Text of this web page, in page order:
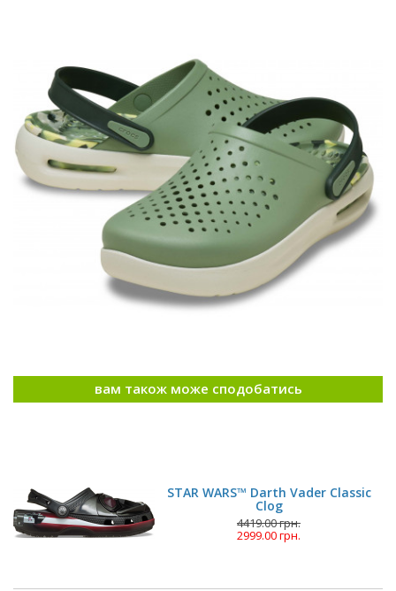
вам також може сподобатись
STAR WARS™ Darth Vader Classic
Clog
4419.00 грн.
2999.00 грн.